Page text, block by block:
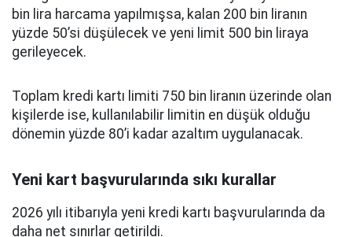
bin lira harcama yapılmışsa, kalan 200 bin liranın
yüzde 50’si düşülecek ve yeni limit 500 bin liraya
gerileyecek.
Toplam kredi kartı limiti 750 bin liranın üzerinde olan
kişilerde ise, kullanılabilir limitin en düşük olduğu
dönemin yüzde 80’i kadar azaltım uygulanacak.
Yeni kart başvurularında sıkı kurallar
2026 yılı itibarıyla yeni kredi kartı başvurularında da
daha net sınırlar getirildi.